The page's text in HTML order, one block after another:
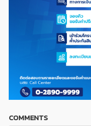
COMMENTS